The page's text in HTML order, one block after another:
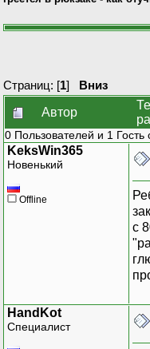
Страниц: [1] Вниз
Автор
0 Пользователей и 1 Гость
KeksWin365
Новенький
Offline
с
HandKot
Специалист